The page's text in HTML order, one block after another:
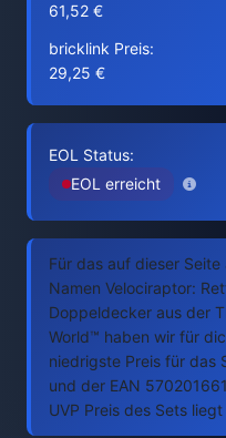
61,52 €
bricklink Preis:
29,25 €
EOL Status:
EOL erreicht
Für das auf dieser
Namen Velociraptor:
Doppeldecker aus der
World™ haben wir für
niedrigste Preis für das
und der EAN
UVP Preis des Sets